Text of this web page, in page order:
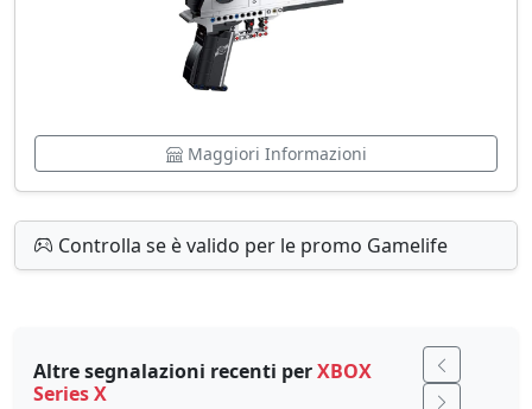
Maggiori Informazioni
Controlla se è valido per le promo Gamelife
Altre segnalazioni recenti perXBOX
Series X